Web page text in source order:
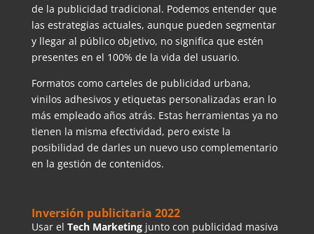
de la publicidad tradicional. Podemos entender que
las estrategias actuales, aunque pueden segmentar
y llegar al público objetivo, no significa que estén
presentes en el 100% de la vida del usuario.
Formatos como carteles de publicidad urbana,
vinilos adhesivos y etiquetas personalizadas eran lo
más empleado años atrás. Estas herramientas ya no
tienen la misma efectividad, pero existe la
posibilidad de darles un nuevo uso complementario
en la gestión de contenidos.
Inversión publicitaria 2022
Usar el Tech Marketingjunto con publicidad masiva